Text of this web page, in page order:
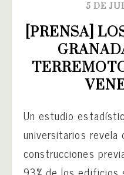
5 DE
[PRENSA]
Un estudio
universitarios revela
construcciones